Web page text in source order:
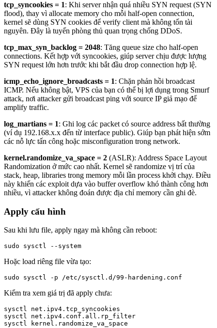
tcp_syncookies = 1: Khi server nhận quá nhiều SYN request (SYN
flood), thay vì allocate memory cho mỗi half-open connection,
kernel sẽ dùng SYN cookies để verify client mà không tốn tài
nguyên. Đây là tuyến phòng thủ quan trọng chống DDoS.
tcp_max_syn_backlog = 2048: Tăng queue size cho half-open
connections. Kết hợp với syncookies, giúp server chịu được lượng
SYN request lớn hơn trước khi bắt đầu drop connection hợp lệ.
icmp_echo_ignore_broadcasts = 1: Chặn phản hồi broadcast
ICMP. Nếu không bật, VPS của bạn có thể bị lợi dụng trong Smurf
attack, nơi attacker gửi broadcast ping với source IP giả mạo để
amplify traffic.
log_martians = 1: Ghi log các packet có source address bất thường
(ví dụ 192.168.x.x đến từ interface public). Giúp bạn phát hiện sớm
các nỗ lực tấn công hoặc misconfiguration trong network.
kernel.randomize_va_space = 2 (ASLR): Address Space Layout
Randomization ở mức cao nhất. Kernel sẽ randomize vị trí của
stack, heap, libraries trong memory mỗi lần process khởi chạy. Điều
này khiến các exploit dựa vào buffer overflow khó thành công hơn
nhiều, vì attacker không đoán được địa chỉ memory cần ghi đè.
Apply cấu hình
Sau khi lưu file, apply ngay mà không cần reboot:
sudo sysctl --system
Hoặc load riêng file vừa tạo:
sudo sysctl -p /etc/sysctl.d/99-hardening.conf
Kiểm tra xem giá trị đã apply chưa:
sysctl net.ipv4.tcp_syncookies
sysctl net.ipv4.conf.all.rp_filter
sysctl kernel.randomize_va_space